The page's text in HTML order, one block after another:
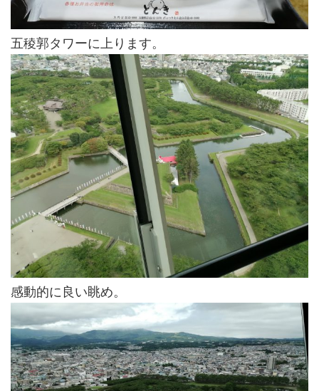
五稜郭タワーに上ります。
感動的に良い眺め。